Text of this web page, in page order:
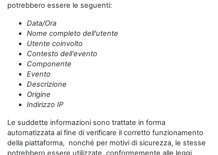
potrebbero essere le seguenti:
Data/Ora
Nome completo dell'utente
Utente coinvolto
Contesto dell'evento
Componente
Evento
Descrizione
Origine
Indirizzo IP
Le suddette informazioni sono trattate in forma
automatizzata al fine di verificare il corretto funzionamento
della piattaforma, nonché per motivi di sicurezza, le stesse
potrebbero essere utilizzate, conformemente alle leggi